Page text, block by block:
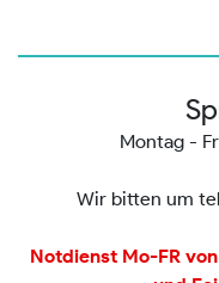
Montag -
Wir bitten um
Notdienst Mo-FR